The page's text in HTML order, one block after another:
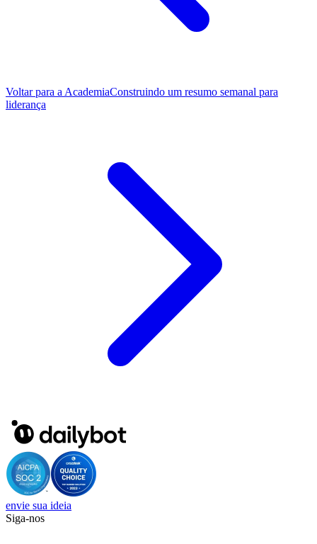
Voltar para a AcademiaConstruindo um resumo semanal para
liderança
envie sua ideia
Siga-nos